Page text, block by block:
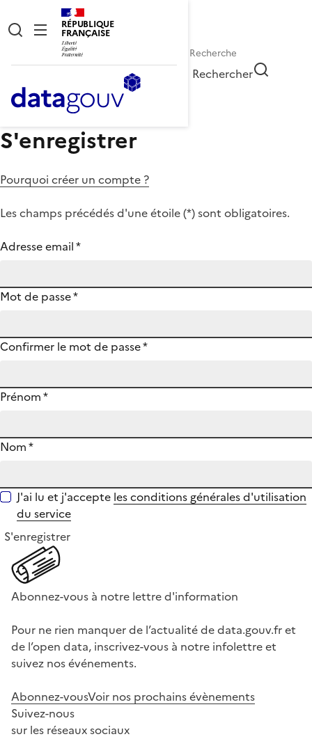
RÉPUBLIQUE
FRANÇAISE
Rechercher
S'enregistrer
Pourquoi créer un compte ?
Les champs précédés d'une étoile (*) sont obligatoires.
Adresse email*
Mot de passe*
Confirmer le mot de passe*
Prénom*
Nom*
J'ai lu et j'accepte les conditions générales d'utilisation
du service
S'enregistrer
Abonnez-vous à notre lettre d'information
Pour ne rien manquer de l’actualité de data.gouv.fr et
de l’open data, inscrivez-vous à notre infolettre et
suivez nos événements.
Abonnez-vousVoir nos prochains évènements
Suivez-nous
sur les réseaux sociaux